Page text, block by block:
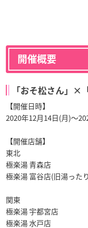
開催概要
「おそ松さん」×
【開催日時】
2020年12月14日(月)～
【開催店舗】
東北
極楽湯 青森店
極楽湯 富谷店(旧湯った
関東
極楽湯 宇都宮店
極楽湯 水戸店